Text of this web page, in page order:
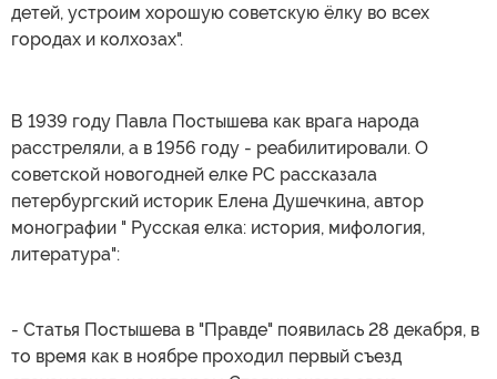
детей, устроим хорошую советскую ёлку во всех
городах и колхозах".
В 1939 году Павла Постышева как врага народа
расстреляли, а в 1956 году - реабилитировали. О
советской новогодней елке РС рассказала
петербургский историк Елена Душечкина, автор
монографии " Русская елка: история, мифология,
литература":
- Статья Постышева в "Правде" появилась 28 декабря, в
то время как в ноябре проходил первый съезд